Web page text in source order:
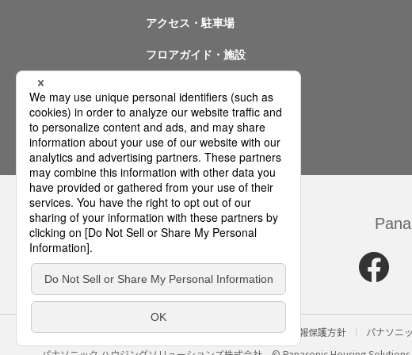
アクセス・駐車場
フロアガイド・施設
問い合わせ
サイトのご利用にあたって クッキーポリシー 個人情報保護方針 パナソニ